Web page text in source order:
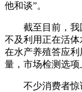
他和谈”。
截至目前，我国
不及利用正在活
在水产养殖答应
量，市场检测选项
不少消费者惊